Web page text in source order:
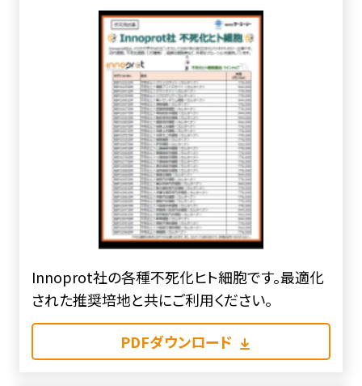
Innoprot社の各種不死化ヒト細胞です。最適化
された推奨培地と共にご利用ください。
PDFダウンロード